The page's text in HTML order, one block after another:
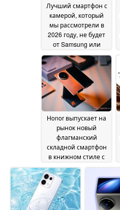
Лучший смартфон с
камерой, который
мы рассмотрели в
2026 году, не будет
от Samsung или
Apple09 June 2026
Honor выпускает на
рынок новый
флагманский
складной смартфон
в книжном стиле с
ультратонким
дизайном04 June 2026